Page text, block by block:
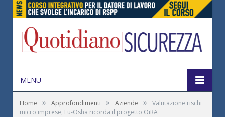
MENU
Home » Approfondimenti » Aziende »
Valutazione rischi
micro imprese, Eu-Osha ricorda il progetto OiRA